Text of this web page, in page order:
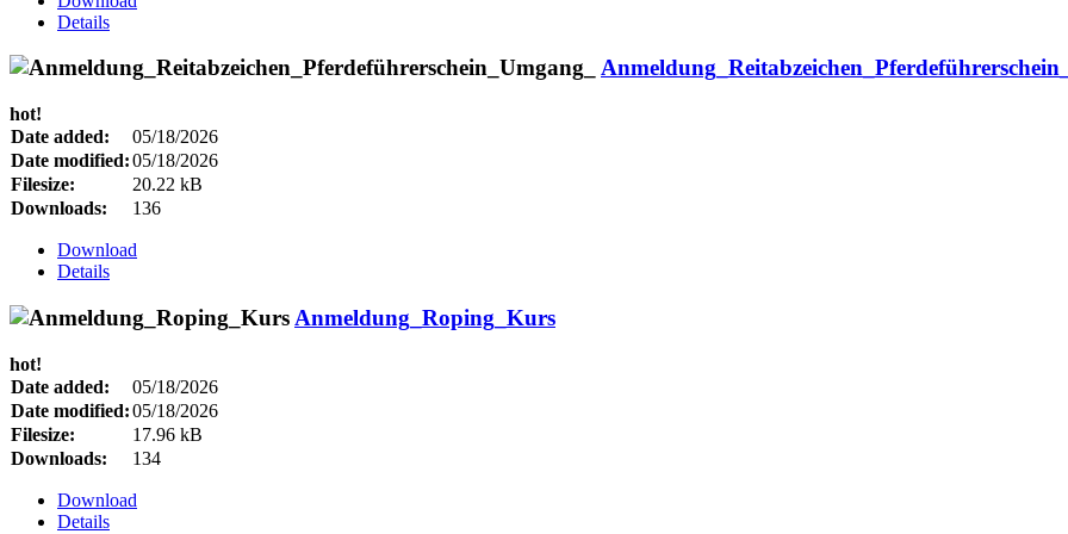
Details
hot!
Date added:
05/18/2026
Date modified:05/18/2026
Filesize:
20.22 kB
Downloads:
136
Download
Details
Anmeldung_Roping_Kurs
hot!
Date added:
05/18/2026
Date modified:05/18/2026
Filesize:
17.96 kB
Downloads:
134
Download
Details